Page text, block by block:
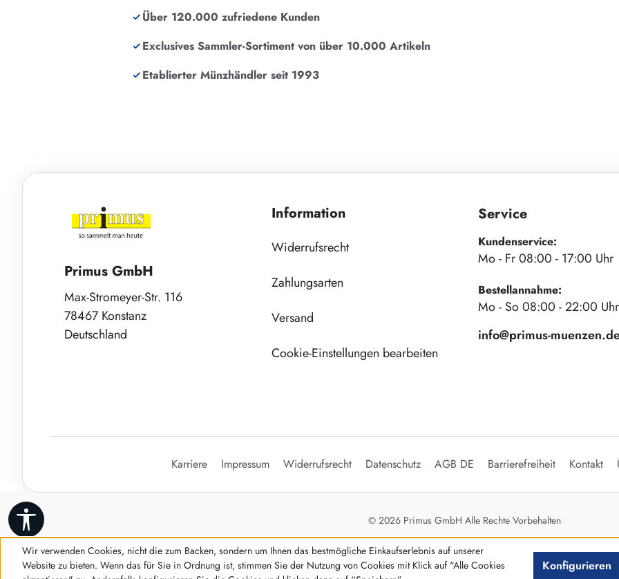
Über 120.000 zufriedene Kunden
Exclusives Sammler-Sortiment von über 10.000 Artikeln
Etablierter Münzhändler seit 1993
Primus GmbH
Max-Stromeyer-Str. 116
78467 Konstanz
Deutschland
Information
Widerrufsrecht
Zahlungsarten
Versand
Cookie-Einstellungen bearbeiten
Service
Kundenservice:
Mo - Fr 08:00 - 17:00 Uhr
Bestellannahme:
Mo - So 08:00 - 22:00 Uhr
info@primus-
Karriere Impressum Widerrufsrecht Datenschutz AGB DE Barrierefreiheit Kontakt
© 2026 Primus GmbH Alle Rechte Vorbehalten
Werkzeugleiste anzeigen
Wir verwenden Cookies, nicht die zum Backen, sondern um Ihnen das bestmögliche Einkaufserlebnis auf unserer
Website zu bieten. Wenn das für Sie in Ordnung ist, stimmen Sie der Nutzung von Cookies mit Klick auf "Alle Cookies
Konfigurieren